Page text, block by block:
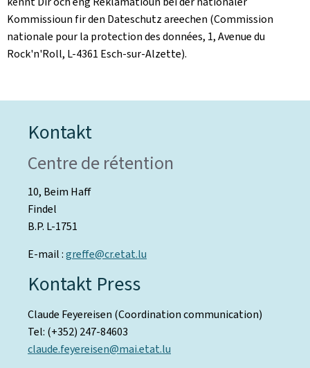
Kommissioun fir den Dateschutz areechen (Commission
nationale pour la protection des données, 1, Avenue du
Rock'n'Roll, L-4361 Esch-sur-Alzette).
Kontakt
Centre de rétention
10, Beim Haff
Findel
B.P. L-1751
E-mail :greffe@cr.etat.lu
Kontakt Press
Claude Feyereisen (Coordination communication)
Tel: (+352) 247-84603
claude.feyereisen@mai.etat.lu